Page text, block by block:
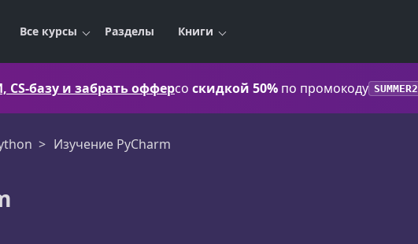
Все курсы Разделы Книги
CS-базу и забрать офферсо скидкой 50% по промокоду
Изучение PyCharm